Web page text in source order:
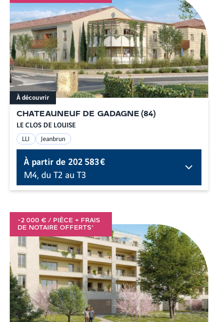
CHATEAUNEUF DE GADAGNE (84)
LE CLOS DE LOUISE
À découvrir
LLI Jeanbrun
À partir de202 583 €
M4, du T2 au T3
-2 000 € / PIÈCE + FRAIS
DE NOTAIRE OFFERTS*